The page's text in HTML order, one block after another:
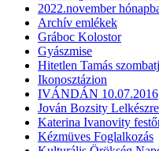
2022.november
Archív emlékek
Gráboc Kolostor
Gyászmise
Hitetlen Tamás
Ikonosztázion
IVÁNDÁN 10.07.2016
Jován Bozsity
Katerina Ivanovity
Kézmüves Foglalkozás